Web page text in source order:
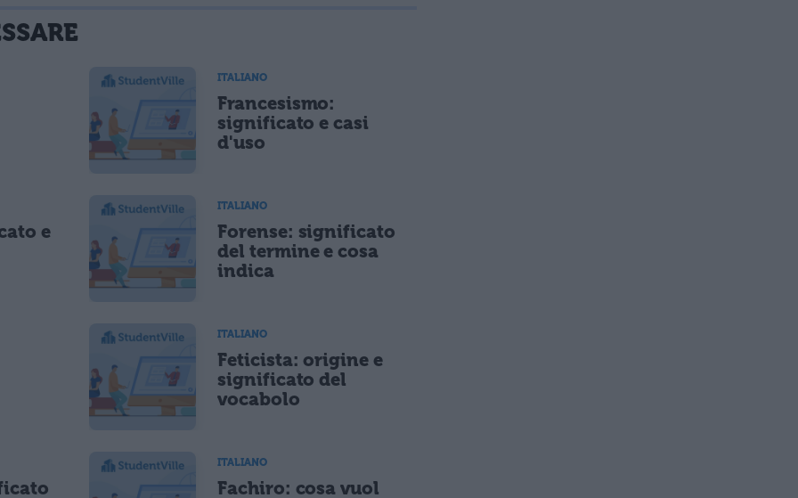
ITALIANO
Francesismo:
significato e casi
d'uso
e
ITALIANO
Forense: significato
del termine e cosa
indica
ITALIANO
Feticista: origine e
significato del
vocabolo
ITALIANO
Fachiro: cosa vuol